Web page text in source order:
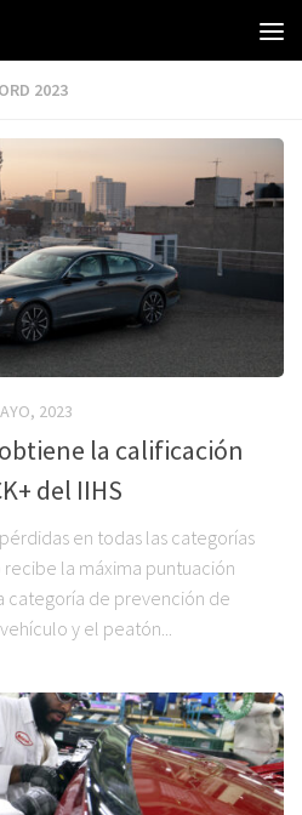
2023
2023
la calificación
del IIHS
en todas las categorías
la máxima puntuación
categoría de prevención de
y el peatón...